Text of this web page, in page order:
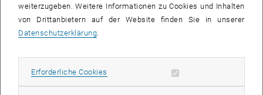
Virus beim Kontakt mit Seife zerstört.
Das Molekül, das Wasser liebt und hasst
einen hydrophoben und einen hydrophilen Teil“, erklärt Astrid Mach-
weiterzugeben. Weitere Informationen zu Cookies und Inhalten
von Drittanbietern auf der Website finden Sie in unserer
Datenschutzerklärung.
Erforderliche Cookies Erforderliche Cookies zulassen